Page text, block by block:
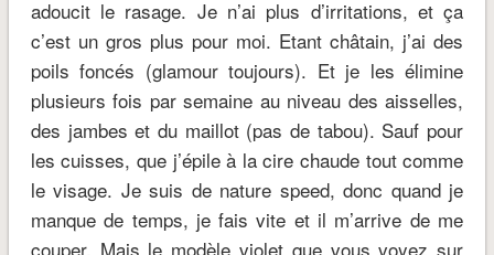
adoucit le rasage. Je n’ai plus d’irritations, et ça
c’est un gros plus pour moi. Etant châtain, j’ai des
poils foncés (glamour toujours). Et je les élimine
plusieurs fois par semaine au niveau des aisselles,
des jambes et du maillot (pas de tabou). Sauf pour
les cuisses, que j’épile à la cire chaude tout comme
le visage. Je suis de nature speed, donc quand je
manque de temps, je fais vite et il m’arrive de me
couper. Mais le modèle violet que vous voyez sur